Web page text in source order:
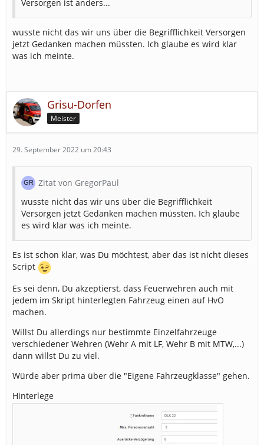
Versorgen ist anders...
wusste nicht das wir uns über die Begrifflichkeit Versorgen
jetzt Gedanken machen müssten. Ich glaube es wird klar
was ich meinte.
Grisu-Dorfen
Meister
29. September 2022 um 20:43
Zitat von GregorPaul
wusste nicht das wir uns über die Begrifflichkeit
Versorgen jetzt Gedanken machen müssten. Ich glaube
es wird klar was ich meinte.
Es ist schon klar, was Du möchtest, aber das ist nicht dieses
Script
Es sei denn, Du akzeptierst, dass Feuerwehren auch mit
jedem im Skript hinterlegten Fahrzeug einen auf HvO
machen.
Willst Du allerdings nur bestimmte Einzelfahrzeuge
verschiedener Wehren (Wehr A mit LF, Wehr B mit MTW,...)
dann willst Du zu viel.
Würde aber prima über die "Eigene Fahrzeugklasse" gehen.
Hinterlege